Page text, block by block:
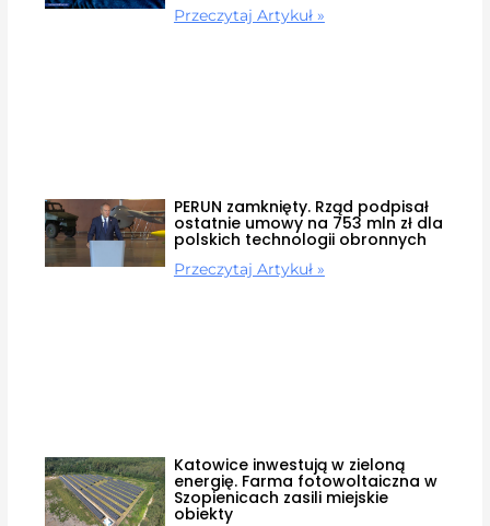
Przeczytaj Artykuł »
PERUN zamknięty. Rząd podpisał
ostatnie umowy na 753 mln zł dla
polskich technologii obronnych
Przeczytaj Artykuł »
Katowice inwestują w zieloną
energię. Farma fotowoltaiczna w
Szopienicach zasili miejskie
obiekty